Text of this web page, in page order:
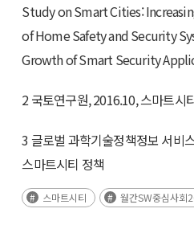
Study on Smart Cities:
of Home Safety and Security
Growth of Smart Security
2 국토연구원, 2016.10, 스마트시
3 글로벌 과학기술정책정보 서비
스마트시티 정책
스마트시티 월간SW중심사회